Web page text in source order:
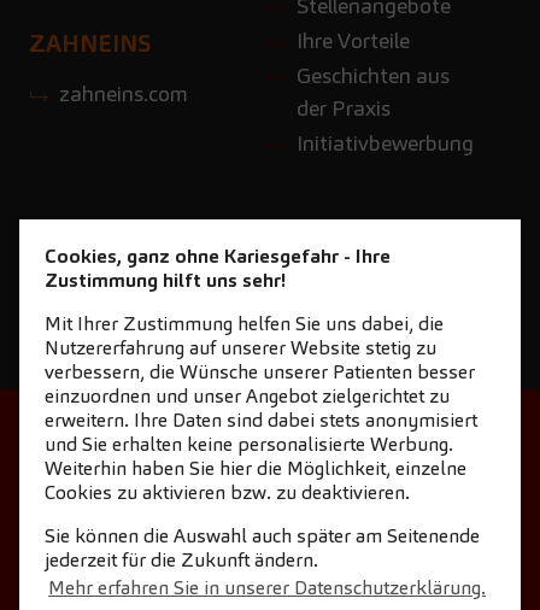
Stellenangebote
Ihre Vorteile
Geschichten aus
der Praxis
Initiativbewerbung
ZAHNEINS
zahneins.com
STARTSEITE
KONTAKT
NEWSLETTER DOWNLOAD
COOKIE-EINSTELLUNGEN
IMPRESSUM
DATENSCHUTZ
Cookies, ganz ohne Kariesgefahr - Ihre
Zustimmung hilft uns sehr!
Mit Ihrer Zustimmung helfen Sie uns dabei, die
Nutzererfahrung auf unserer Website stetig zu
verbessern, die Wünsche unserer Patienten besser
einzuordnen und unser Angebot zielgerichtet zu
erweitern. Ihre Daten sind dabei stets anonymisiert
und Sie erhalten keine personalisierte Werbung.
Weiterhin haben Sie hier die Möglichkeit, einzelne
Cookies zu aktivieren bzw. zu deaktivieren.
Sie können die Auswahl auch später am Seitenende
jederzeit für die Zukunft ändern.
Mehr erfahren Sie in unserer Datenschutzerklärung.